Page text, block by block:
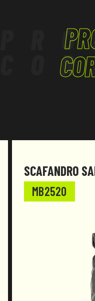
SCAFANDRO
MB2520